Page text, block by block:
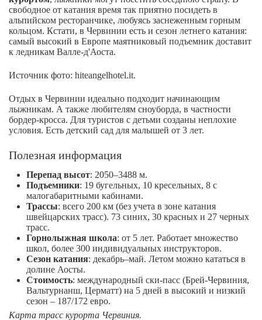
свободное от катания время так приятно посидеть в
альпийском ресторанчике, любуясь заснеженным горным
кольцом. Кстати, в Червинии есть и сезон летнего катания:
самый высокий в Европе маятниковый подъемник доставит
к ледникам Валле-д'Аоста.
Источник фото: hiteangelhotel.it.
Отдых в Червинии идеально подходит начинающим
лыжникам. А также любителям сноуборда, в частности
бордер-кросса. Для туристов с детьми созданы неплохие
условия. Есть детский сад для малышей от 3 лет.
Полезная информация
Перепад высот: 2050–3488 м.
Подъемники: 19 бугельных, 10 кресельных, 8 с
малогабаритными кабинами.
Трассы: всего 200 км (без учета в зоне катания
швейцарских трасс). 73 синих, 30 красных и 27 черных
трасс.
Горнолыжная школа: от 5 лет. Работает множество
школ, более 300 индивидуальных инструкторов.
Сезон катания: декабрь–май. Летом можно кататься в
долине Аосты.
Стоимость: международный ски-пасс (Брей-Червиния,
Вальтурнанш, Церматт) на 5 дней в высокий и низкий
сезон – 187/172 евро.
Карта трасс курорта Червиния.